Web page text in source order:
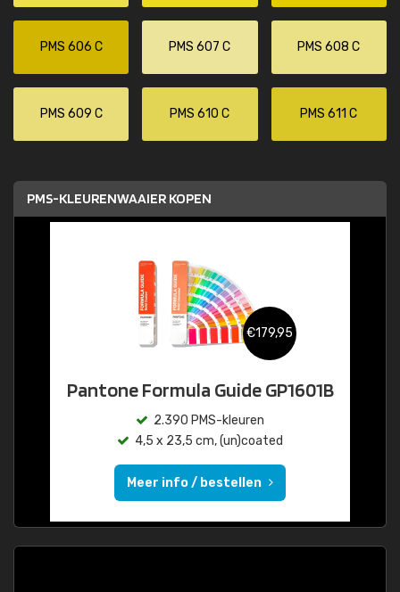
PMS 606 C PMS 607 C PMS 608 C
PMS 609 C PMS 610 C PMS 611 C
PMS-KLEURENWAAIER KOPEN
€179,95
Pantone Formula Guide GP1601B
2.390 PMS-kleuren
4,5 x 23,5 cm, (un)coated
Meer info / bestellen